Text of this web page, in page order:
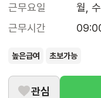
근무요일
월,
근무시간
높은급여 초보가능
관심